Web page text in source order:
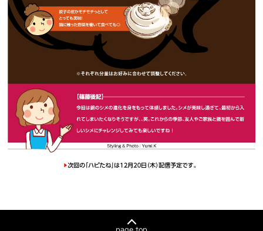
page top